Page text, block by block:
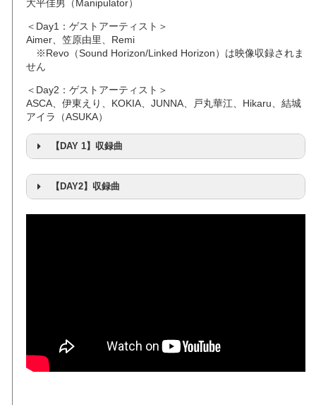
大平佳男（Manipulator）
＜Day1：ゲストアーティスト＞
Aimer、笠原由里、Remi
※Revo（Sound Horizon/Linked Horizon）は映像収録されま
せん
＜Day2：ゲストアーティスト＞
ASCA、伊東えり、KOKIA、JUNNA、戸丸華江、Hikaru、結城
アイラ（ASUKA）
【DAY 1】収録曲
【DAY2】収録曲